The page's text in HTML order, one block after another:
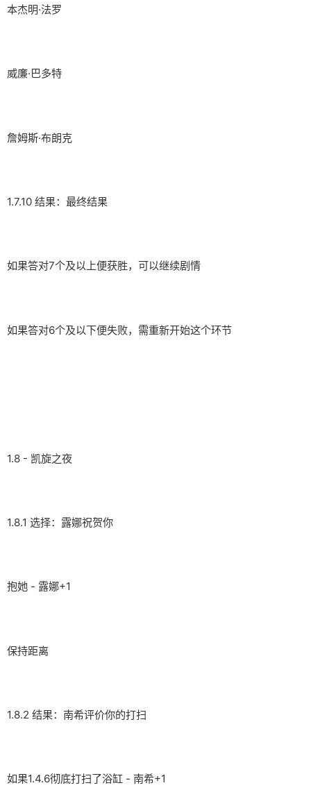
本杰明·法罗
威廉·巴多特
詹姆斯·布朗克
1.7.10 结果：最终结果
如果答对7个及以上便获胜，可以继续剧情
如果答对6个及以下便失败，需重新开始这个环节
1.8 - 凯旋之夜
1.8.1 选择：露娜祝贺你
抱她 - 露娜+1
保持距离
1.8.2 结果：南希评价你的打扫
如果1.4.6彻底打扫了浴缸 - 南希+1